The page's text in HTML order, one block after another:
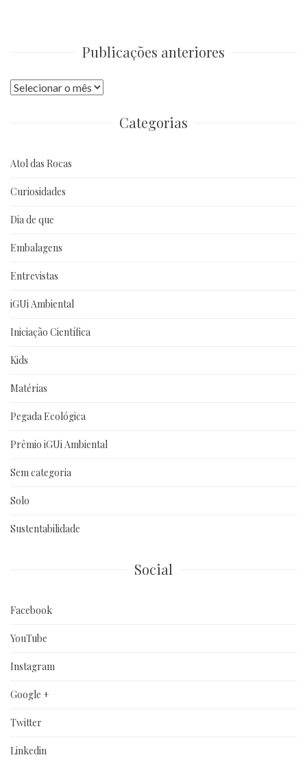
Publicações anteriores
Publicações
Categorias
Atol das Rocas
Curiosidades
Dia de que
Embalagens
Entrevistas
iGUi Ambiental
Iniciação Científica
Kids
Matérias
Pegada Ecológica
Prêmio iGUi Ambiental
Sem categoria
Solo
Sustentabilidade
Social
Facebook
YouTube
Instagram
Google +
Twitter
Linkedin